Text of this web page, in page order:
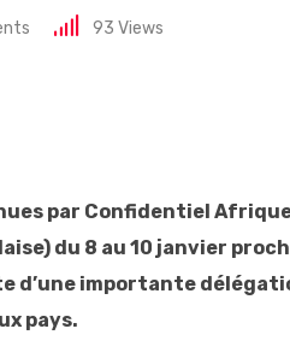
93 Views
par Confidentiel
du 8 au 10 janvier
importante
pays.